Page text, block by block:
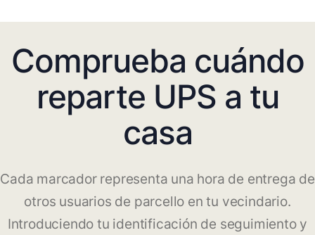
Comprueba cuándo
reparte UPS a tu
casa
Cada marcador representa una hora de entrega de
otros usuarios de parcello en tu vecindario.
Introduciendo tu identificación de seguimiento y